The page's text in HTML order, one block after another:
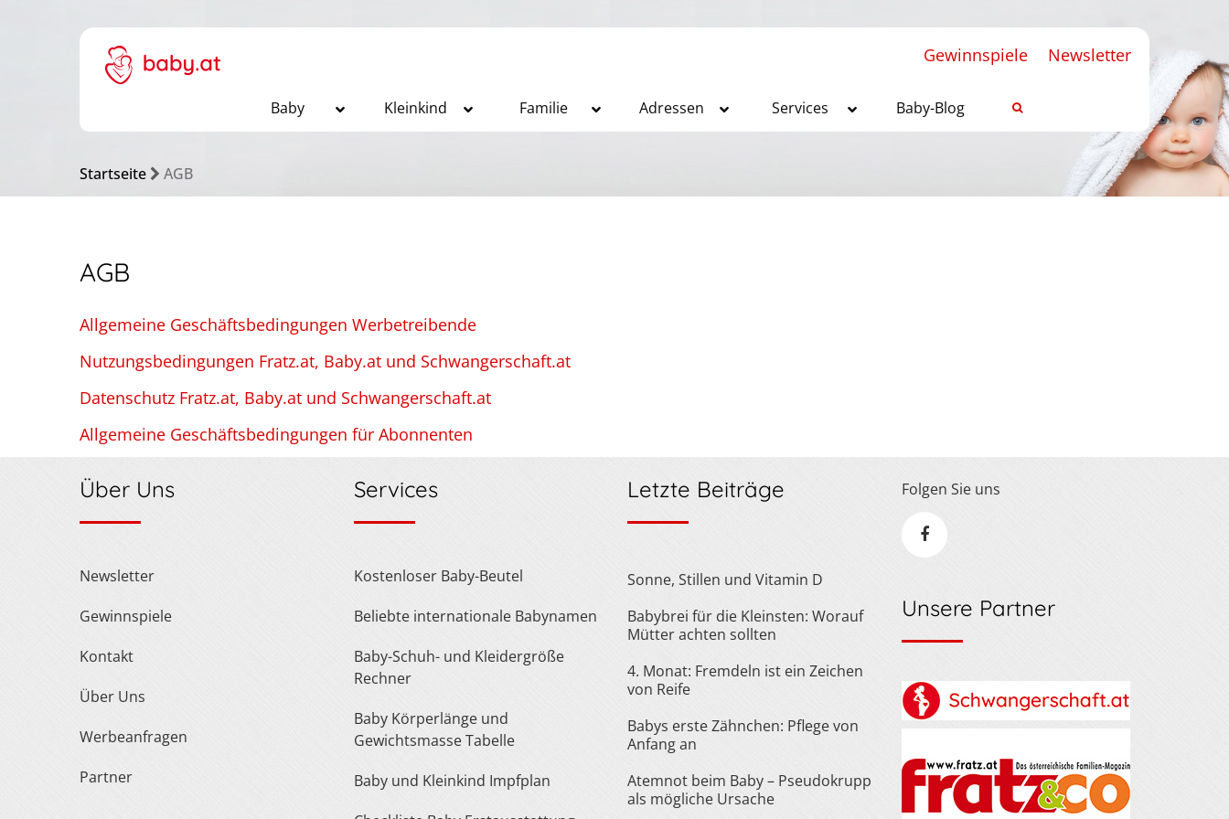
Gewinnspiele Newsletter
Baby Kleinkind Familie Adressen Services Baby-Blog
Startseite AGB
AGB
Allgemeine Geschäftsbedingungen Werbetreibende
Nutzungsbedingungen Fratz.at, Baby.at und Schwangerschaft.at
Datenschutz Fratz.at, Baby.at und Schwangerschaft.at
Allgemeine Geschäftsbedingungen für Abonnenten
Über Uns
Newsletter
Gewinnspiele
Kontakt
Über Uns
Werbeanfragen
Partner
Services
Kostenloser Baby-Beutel
Beliebte internationale Babynamen
Baby-Schuh- und Kleidergröße
Rechner
Baby Körperlänge und
Gewichtsmasse Tabelle
Baby und Kleinkind Impfplan
Letzte Beiträge
Sonne, Stillen und Vitamin D
Babybrei für die Kleinsten: Worauf
Mütter achten sollten
4. Monat: Fremdeln ist ein Zeichen
von Reife
Babys erste Zähnchen: Pflege von
Anfang an
Atemnot beim Baby – Pseudokrupp
als mögliche Ursache
Folgen Sie uns
Unsere Partner